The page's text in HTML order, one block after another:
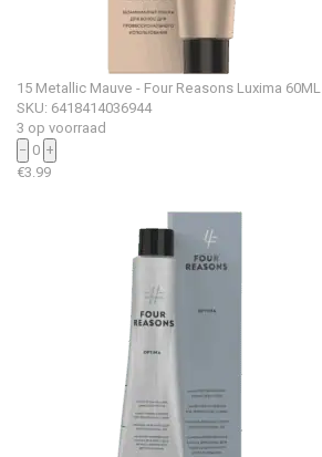
15 Metallic Mauve - Four Reasons Luxima 60ML
SKU: 6418414036944
3 op voorraad
− 0 +
€3.99